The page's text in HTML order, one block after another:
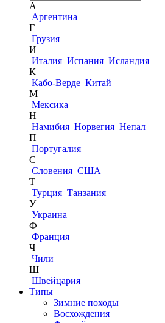
А
Аргентина
Г
Грузия
И
Италия Испания Исландия
К
Кабо-Верде Китай
М
Мексика
Н
Намибия Норвегия Непал
П
Португалия
С
Словения США
Т
Турция Танзания
У
Украина
Ф
Франция
Ч
Чили
Ш
Швейцария
Типы
Зимние походы
Восхождения